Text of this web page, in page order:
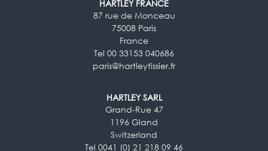
HARTLEY FRANCE
87 rue de Monceau
75008 Paris
France
Tel 00 33153 040686
paris@hartleytissier.fr
HARTLEY SARL
Grand-Rue 47
1196 Gland
Switzerland
Tel 0041 (0) 21 218 09 46